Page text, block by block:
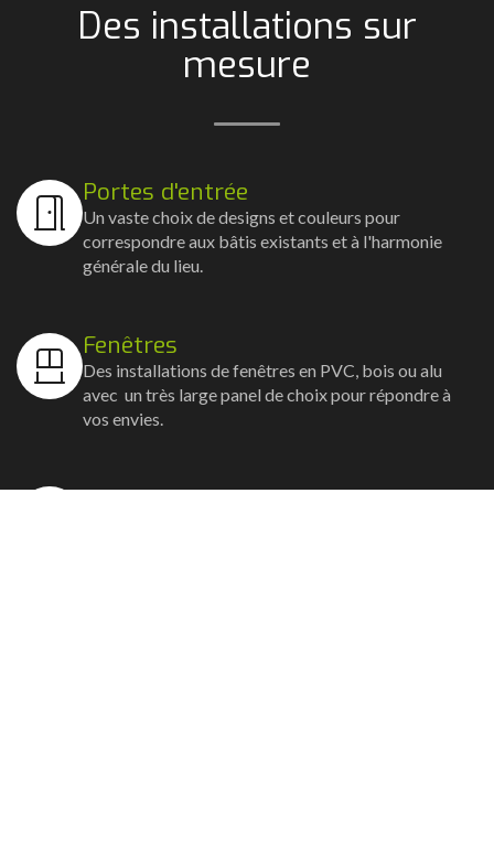
Des installations sur
mesure
Portes d'entrée
Un vaste choix de designs et couleurs pour
correspondre aux bâtis existants et à l'harmonie
générale du lieu.
Fenêtres
Des installations de fenêtres en PVC, bois ou alu
avec un très large panel de choix pour répondre à
vos envies.
Volets